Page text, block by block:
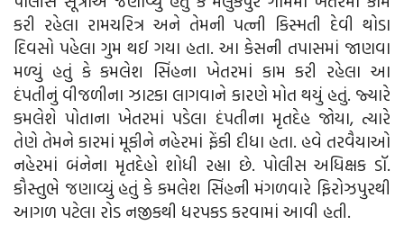
કરી રહેલા રામચરિત્ર અને તેમની પત્ની કિસ્મતી દેવી થોડા
દિવસો પહેલા ગુમ થઈ ગયા હતા. આ કેસની તપાસમાં જાણવા
મળ્યું હતું કે કમલેશ સિંહના ખેતરમાં કામ કરી રહેલા આ
દંપતીનું વીજળીના ઝાટકા લાગવાને કારણે મોત થયું હતું. જ્યારે
કમલેશે પોતાના ખેતરમાં પડેલા દંપતીના મૃતદેહ જોયા, ત્યારે
તેણે તેમને કારમાં મૂકીને નહેરમાં ફેંકી દીધા હતા. હવે તરવૈયાઓ
નહેરમાં બંનેના મૃતદેહો શોધી રહ્યા છે. પોલીસ અધિક્ષક ડૉ.
કૌસ્તુભે જણાવ્યું હતું કે કમલેશ સિંહની મંગળવારે ફિરોઝપુરથી
આગળ પટેલા રોડ નજીકથી ધરપકડ કરવામાં આવી હતી.